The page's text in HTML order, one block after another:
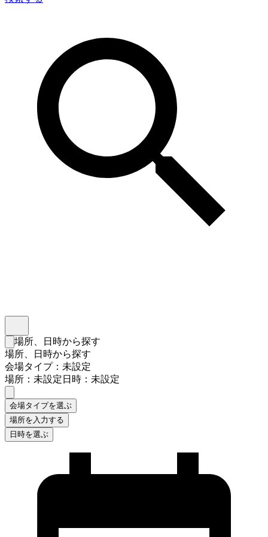
検索フォームを閉じる
場所、日時から探す
場所、日時から探す
会場タイプ：未設定
場所：未設定日時：未設定
会場タイプを選ぶ
場所を入力する
日時を選ぶ